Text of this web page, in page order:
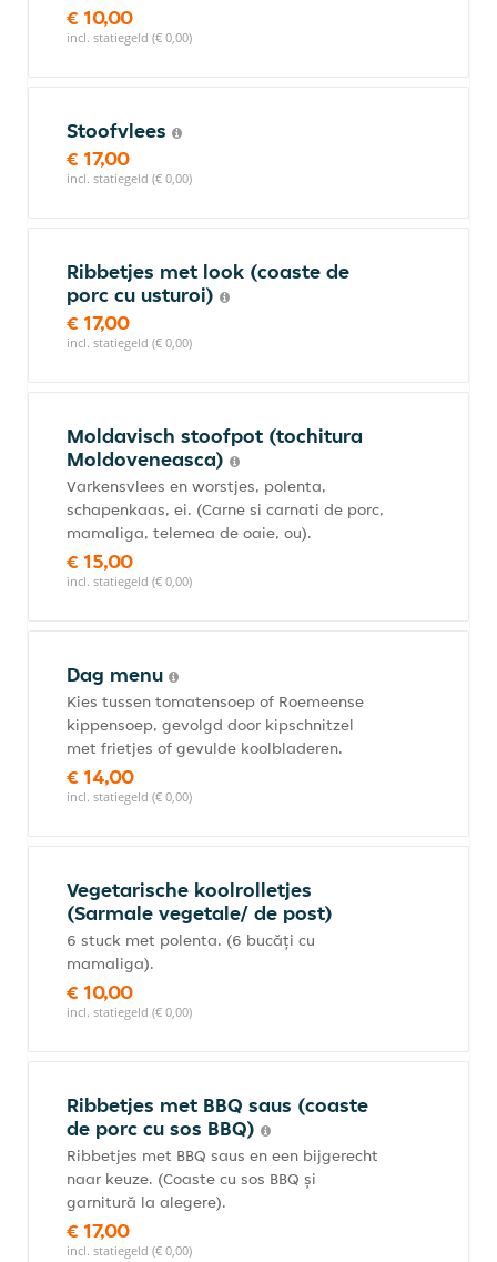
€ 10,00
incl. statiegeld (€ 0,00)
Stoofvlees
€ 17,00
incl. statiegeld (€ 0,00)
Ribbetjes met look (coaste de
porc cu usturoi)
€ 17,00
incl. statiegeld (€ 0,00)
Moldavisch stoofpot (tochitura
Moldoveneasca)
Varkensvlees en worstjes, polenta,
schapenkaas, ei. (Carne si carnati de porc,
mamaliga, telemea de oaie, ou).
€ 15,00
incl. statiegeld (€ 0,00)
Dag menu
Kies tussen tomatensoep of Roemeense
kippensoep, gevolgd door kipschnitzel
met frietjes of gevulde koolbladeren.
€ 14,00
incl. statiegeld (€ 0,00)
Vegetarische koolrolletjes
(Sarmale vegetale/ de post)
6 stuck met polenta. (6 bucăți cu
mamaliga).
€ 10,00
incl. statiegeld (€ 0,00)
Ribbetjes met BBQ saus (coaste
de porc cu sos BBQ)
Ribbetjes met BBQ saus en een bijgerecht
naar keuze. (Coaste cu sos BBQ și
garnitură la alegere).
€ 17,00
incl. statiegeld (€ 0,00)